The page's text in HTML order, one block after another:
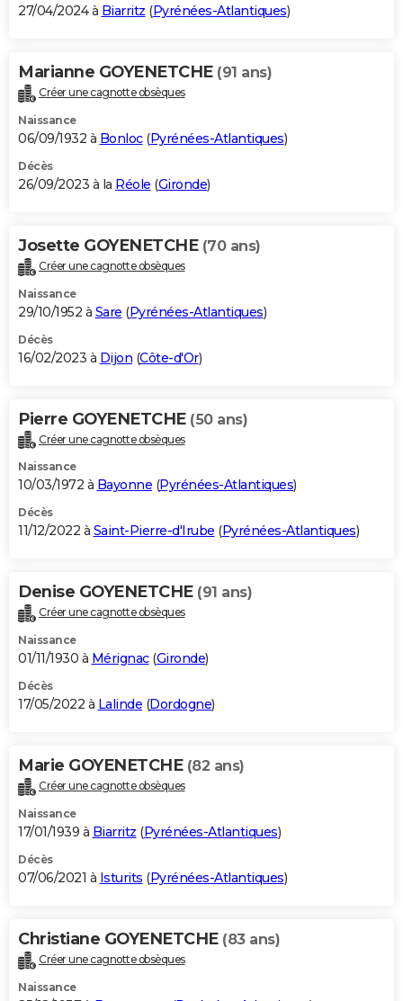
27/04/2024 à Biarritz (Pyrénées-Atlantiques)
Marianne GOYENETCHE (91 ans)
Créer une cagnotte obsèques
Naissance
06/09/1932 à Bonloc(Pyrénées-Atlantiques)
Décès
26/09/2023 à la Réole (Gironde)
Josette GOYENETCHE (70 ans)
Créer une cagnotte obsèques
Naissance
29/10/1952 à Sare (Pyrénées-Atlantiques)
Décès
16/02/2023 à Dijon (Côte-d'Or)
Pierre GOYENETCHE (50 ans)
Créer une cagnotte obsèques
Naissance
10/03/1972 à Bayonne (Pyrénées-Atlantiques)
Décès
11/12/2022 à Saint-Pierre-d'Irube (Pyrénées-Atlantiques)
Denise GOYENETCHE (91 ans)
Créer une cagnotte obsèques
Naissance
01/11/1930 à Mérignac(Gironde)
Décès
17/05/2022 à Lalinde (Dordogne)
Marie GOYENETCHE (82 ans)
Créer une cagnotte obsèques
Naissance
17/01/1939 à Biarritz (Pyrénées-Atlantiques)
Décès
07/06/2021 à Isturits (Pyrénées-Atlantiques)
Christiane GOYENETCHE (83 ans)
Créer une cagnotte obsèques
Naissance